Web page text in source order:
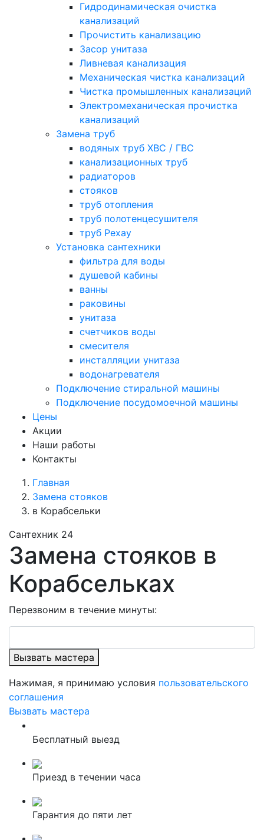
Гидродинамическая очистка
канализаций
Прочистить канализацию
Засор унитаза
Ливневая канализация
Механическая чистка канализаций
Чистка промышленных канализаций
Электромеханическая прочистка
канализаций
Замена труб
водяных труб ХВС / ГВС
канализационных труб
радиаторов
стояков
труб отопления
труб полотенцесушителя
труб Рехау
Установка сантехники
фильтра для воды
душевой кабины
ванны
раковины
унитаза
счетчиков воды
смесителя
инсталляции унитаза
водонагревателя
Подключение стиральной машины
Подключение посудомоечной машины
Цены
Акции
Наши работы
Контакты
Главная
Замена стояков
в Корабсельки
Сантехник 24
Замена стояков в
Корабсельках
Перезвоним в течение минуты:
Вызвать мастера
Нажимая, я принимаю условия пользовательского
соглашения
Вызвать мастера
Бесплатный выезд
Приезд в течении часа
Гарантия до пяти лет